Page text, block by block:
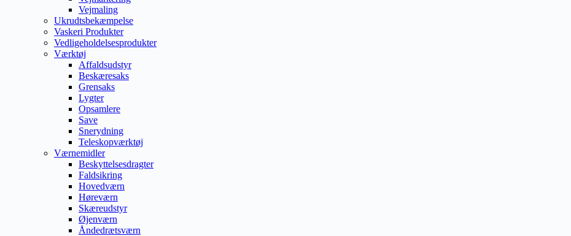
Vejmaling
Ukrudtsbekæmpelse
Vaskeri Produkter
Vedligeholdelsesprodukter
Værktøj
Affaldsudstyr
Beskæresaks
Grensaks
Lygter
Opsamlere
Save
Snerydning
Teleskopværktøj
Værnemidler
Beskyttelsesdragter
Faldsikring
Hovedværn
Høreværn
Skæreudstyr
Øjenværn
Åndedrætsværn